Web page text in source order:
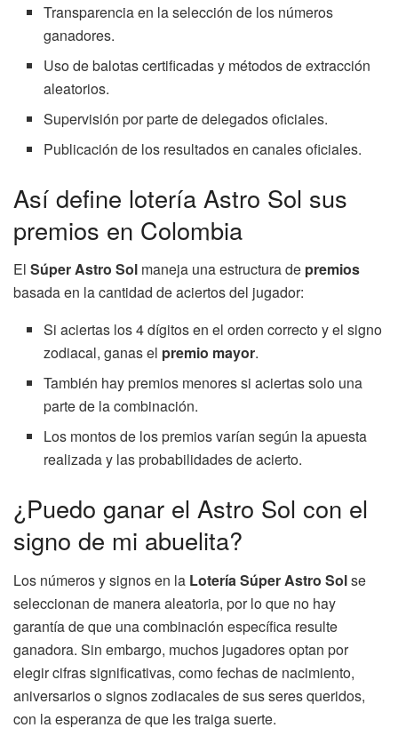
Transparencia en la selección de los números
ganadores.
Uso de balotas certificadas y métodos de extracción
aleatorios.
Supervisión por parte de delegados oficiales.
Publicación de los resultados en canales oficiales.
Así define lotería Astro Sol sus
premios en Colombia
El Súper Astro Sol maneja una estructura de premios
basada en la cantidad de aciertos del jugador:
Si aciertas los 4 dígitos en el orden correcto y el signo
zodiacal, ganas el premio mayor.
También hay premios menores si aciertas solo una
parte de la combinación.
Los montos de los premios varían según la apuesta
realizada y las probabilidades de acierto.
¿Puedo ganar el Astro Sol con el
signo de mi abuelita?
Los números y signos en la Lotería Súper Astro Solse
seleccionan de manera aleatoria, por lo que no hay
garantía de que una combinación específica resulte
ganadora. Sin embargo, muchos jugadores optan por
elegir cifras significativas, como fechas de nacimiento,
aniversarios o signos zodiacales de sus seres queridos,
con la esperanza de que les traiga suerte.